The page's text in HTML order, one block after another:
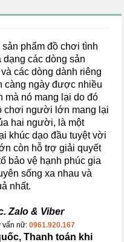
phẩm đồ chơi tình
các dòng sản
các dòng dành riêng
ngày được nhiều
nó mang lại do đó
chơi người lớn mang lại
hai người, là một
khúc dạo đầu tuyệt vời
còn hỗ trợ giải quyết
bảo vệ hạnh phúc gia
sống xa nhau và
nhất.
Zalo & Viber
vấn nữ:0961.920.167
Thanh toán khi